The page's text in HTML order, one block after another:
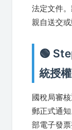
法定文件
親自送交或
🟢
統授權
國稅局審
郵正式通
部電子發